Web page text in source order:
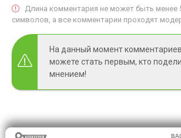
Длина комментария не может быть менее
символов, а все комментарии проходят
На данный момент
можете стать первым, кто
мнением!